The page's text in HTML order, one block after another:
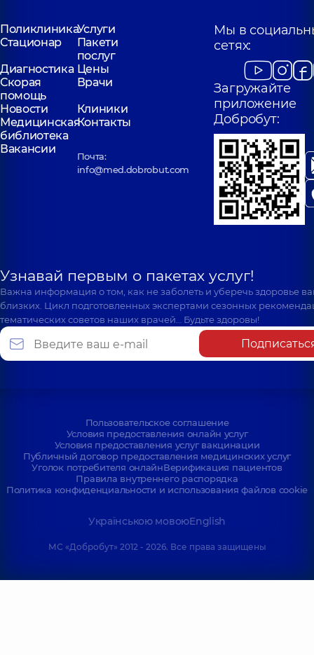
ПоликлиникаУслуги
Стационар
Пакети
послуг
Диагностика Цены
Скорая
помощь
Врачи
Новости
Клиники
Медицинская
библиотека
Контакты
Вакансии
Почта:
info@med.dobrobut.com
Мы в
сетях:
Загружайте
приложение
Добробут:
Узнавай первым о пакетах услуг!
Важна информация о том, как не заболеть и уберечь здоровье
близких. Цикл подготовленных экспертами сезонных
тематических советов наших врачей… Будьте здоровы!
Пользовательское соглашение
Условия предоставления онлайн услуг
Условия предоставления услуг вакцинации
Публичный договор предоставления медицинских услуг
Уголок потребителя онлайнВерификация пациентов
Правила внутреннего распорядка
Политика конфиденциальности и использования файлов cookie
Українською мовоюEnglish
МС «Добробут» 2012 - 2026. Все права защищены